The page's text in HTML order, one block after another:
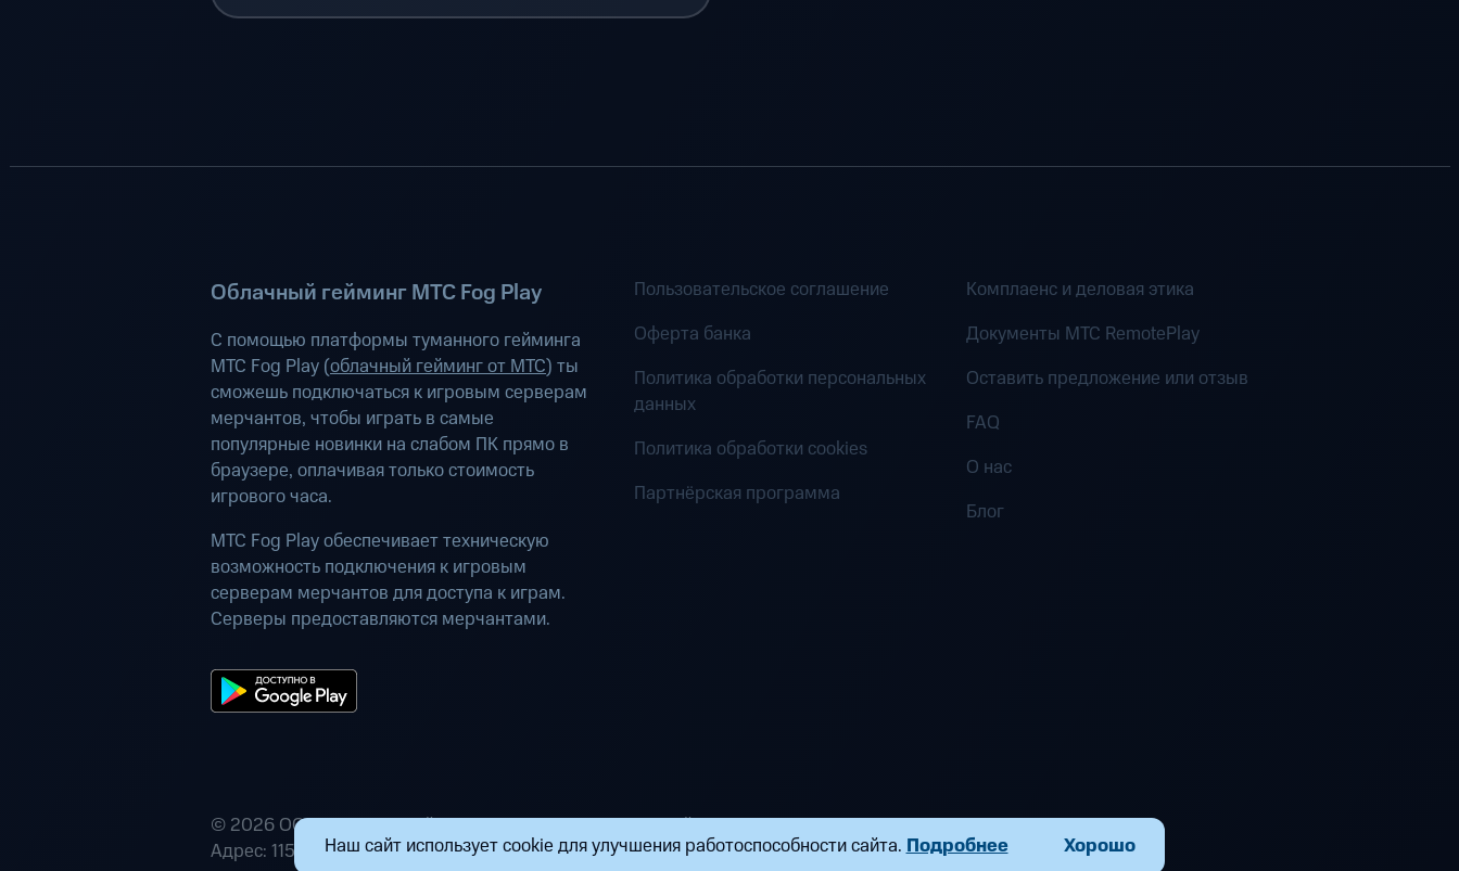
Наш сайт использует cookie для улучшения работоспособности сайта.Подробнее Хорошо
Облачный гейминг МТС Fog Play
С помощью платформы туманного гейминга
МТС Fog Play (облачный гейминг от МТС) ты
сможешь подключаться к игровым серверам
мерчантов, чтобы играть в самые
популярные новинки на слабом ПК прямо в
браузере, оплачивая только стоимость
игрового часа.
МТС Fog Play обеспечивает техническую
возможность подключения к игровым
серверам мерчантов для доступа к играм.
Серверы предоставляются мерчантами.
Пользовательское соглашение
Оферта банка
Политика обработки персональных
данных
Политика обработки cookies
Партнёрская программа
Комплаенс и деловая этика
Документы MTC RemotePlay
Оставить предложение или отзыв
FAQ
О нас
Блог
© 2026 ООО «Маркетплейс распределенных вычислений». Все права защищены
Адрес: 115432, г. Москва, пр-кт Андропова, д. 18, к. 9 Почта:fogplay@mts.ru